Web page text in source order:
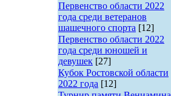
Первенство области 2022
года среди ветеранов
шашечного спорта [12]
Первенство области 2022
года среди юношей и
девушек [27]
Кубок Ростовской области
2022 года [12]